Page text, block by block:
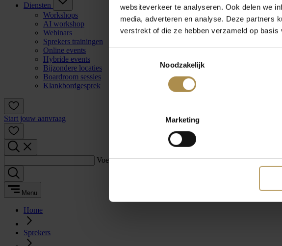
websiteverkeer te analyseren. Ook delen we
media, adverteren en analyse. Deze partners
verstrekt of die ze hebben verzameld op
Noodzakelijk
Marketing
Diensten
Workshops
AI workshop
Webinars
Sprekers trainingen
Online events
Hybride events
Bijzondere locaties
Boardroom sessies
Klankbordgesprek
Start jouw aanvraag
Voer een zoekterm in:
Menu
Home
Sprekers